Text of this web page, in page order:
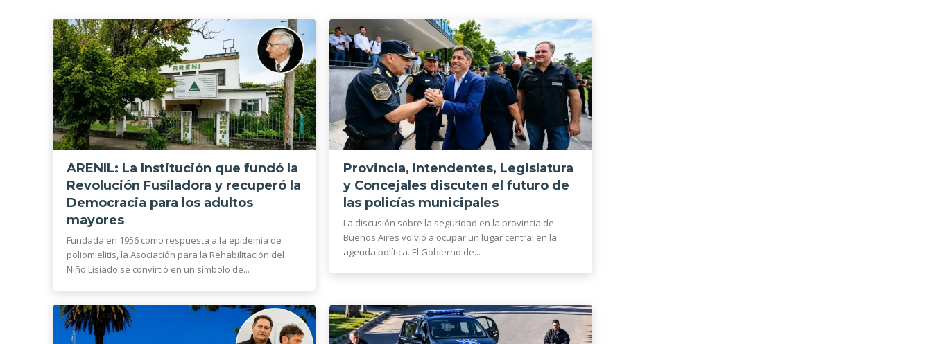
ARENIL: La Institución que fundó la
Revolución Fusiladora y recuperó la
Democracia para los adultos
mayores
Fundada en 1956 como respuesta a la epidemia de
poliomielitis, la Asociación para la Rehabilitación del
Niño Lisiado se convirtió en un símbolo de...
Provincia, Intendentes, Legislatura
y Concejales discuten el futuro de
las policías municipales
La discusión sobre la seguridad en la provincia de
Buenos Aires volvió a ocupar un lugar central en la
agenda política. El Gobierno de...